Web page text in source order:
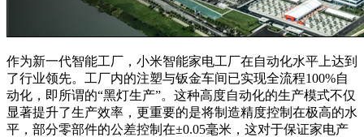
作为新一代智能工厂，小米智能家电工厂在自动化水平上达到
了行业领先。工厂内的注塑与钣金车间已实现全流程100%自
动化，即所谓的“黑灯生产”。这种高度自动化的生产模式不仅
显著提升了生产效率，更重要的是将制造精度控制在极高的水
平，部分零部件的公差控制在±0.05毫米，这对于保证家电产